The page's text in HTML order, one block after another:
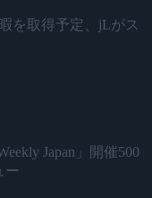
を取得予定、jLがス
Japan」開催500
ー